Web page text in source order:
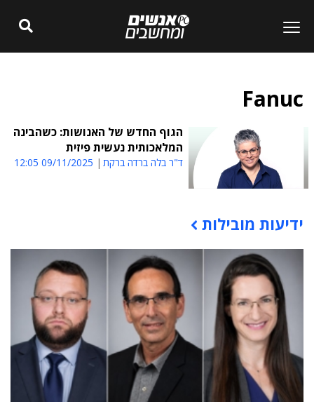
Fanuc
הגוף החדש של האנושות: כשהבינה
המלאכותית נעשית פיזית
ד"ר בלה ברדה ברקת 09/11/2025 12:05
תוכן פרסומי
ידיעות מובילות